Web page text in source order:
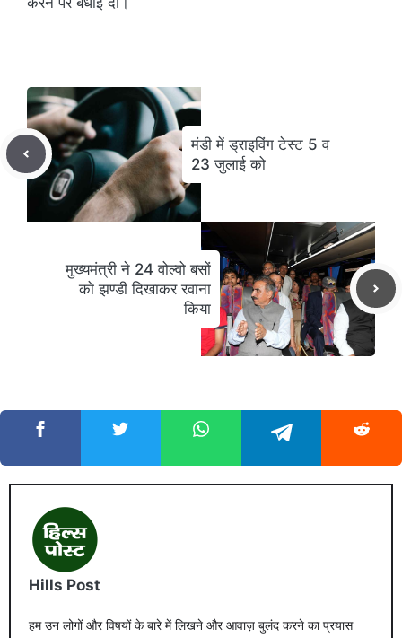
मंडी में ड्राइविंग टेस्ट 5 व
23 जुलाई को
मुख्यमंत्री ने 24 वोल्वो बसों
को झण्डी दिखाकर रवाना
किया
Hills Post
हम उन लोगों और विषयों के बारे में लिखने और आवाज़ बुलंद करने का प्रयास